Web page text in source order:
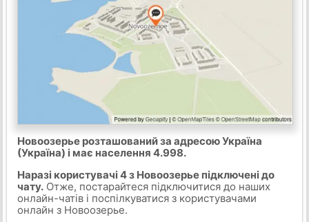
Новоозерье розташований за адресою Україна
(Україна) і має населення 4.998.
Наразі користувачі 4 з Новоозерье підключені до
чату.Отже, постарайтеся підключитися до наших
онлайн-чатів і поспілкуватися з користувачами
онлайн з Новоозерье.